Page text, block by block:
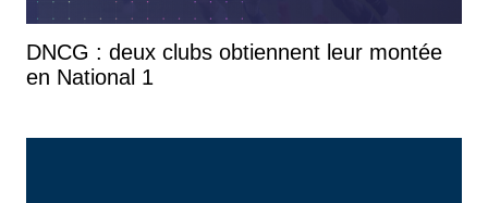
DNCG : deux clubs obtiennent leur montée
en National 1